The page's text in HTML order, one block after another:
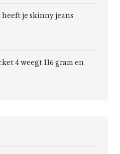
je skinny jeans
4 weegt 116 gram en